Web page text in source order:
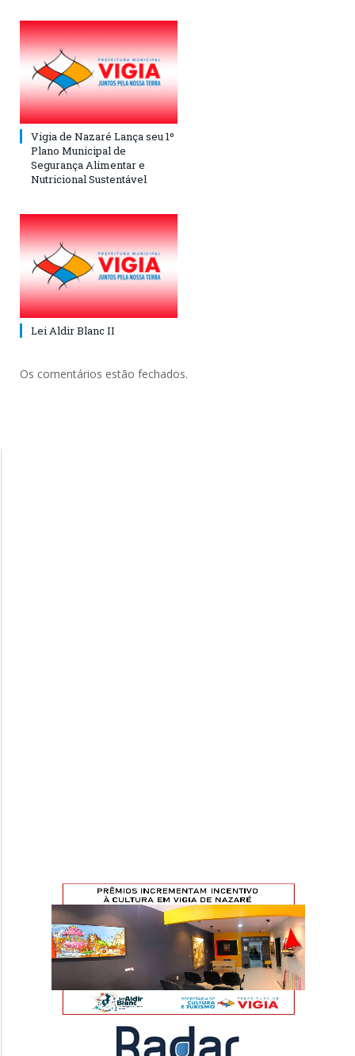
Vigia de Nazaré Lança seu 1º
Plano Municipal de
Segurança Alimentar e
Nutricional Sustentável
Lei Aldir Blanc II
Os comentários estão fechados.